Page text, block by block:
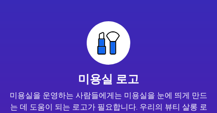
미용실 로고
미용실을 운영하는 사람들에게는 미용실을 눈에 띄게 만드
는 데 도움이 되는 로고가 필요합니다. 우리의 뷰티 살롱 로